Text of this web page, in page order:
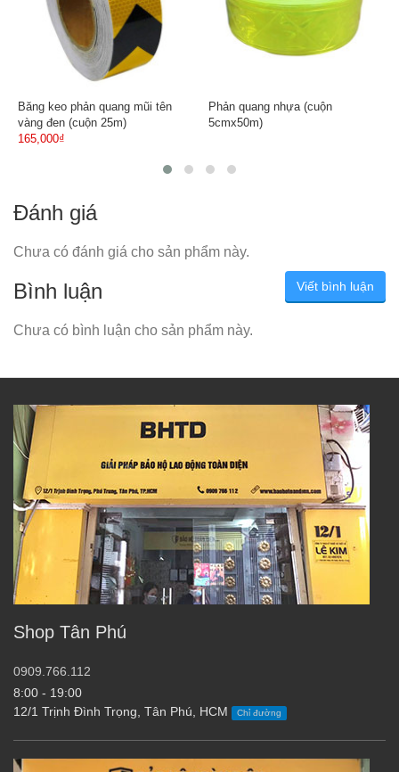
Băng keo phản quang mũi tên
vàng đen (cuộn 25m)
165,000₫
Phản quang nhựa (cuộn
5cmx50m)
Đánh giá
Chưa có đánh giá cho sản phẩm này.
Viết bình luận
Bình luận
Chưa có bình luận cho sản phẩm này.
Shop Tân Phú
0909.766.112
8:00 - 19:00
12/1 Trịnh Đình Trọng, Tân Phú, HCM
Chỉ đường